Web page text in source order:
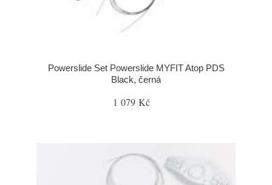
Powerslide Set Powerslide MYFIT Atop PDS
Black, černá
1 079 Kč